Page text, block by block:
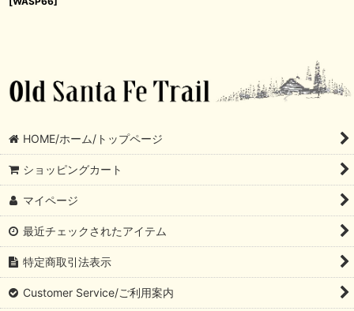
HOME/ホーム/トップページ
ショッピングカート
マイページ
最近チェックされたアイテム
特定商取引法表示
Customer Service/ご利用案内